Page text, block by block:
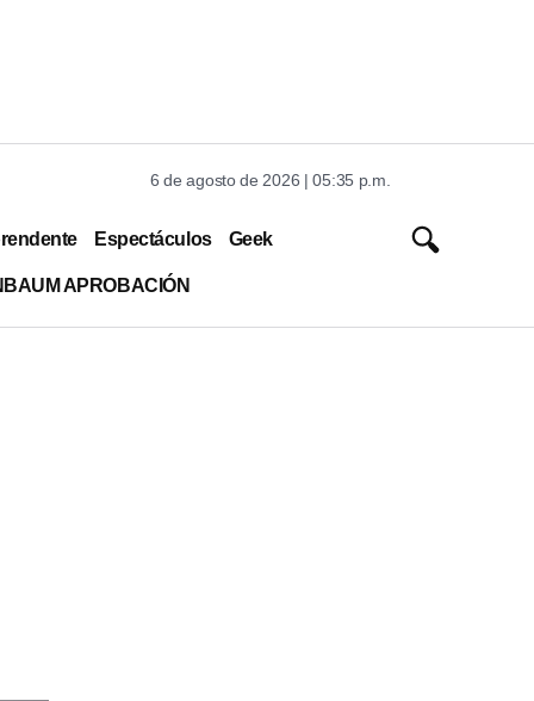
6 de agosto de 2026 | 05:35 p.m.
Espectáculos Geek
APROBACIÓN